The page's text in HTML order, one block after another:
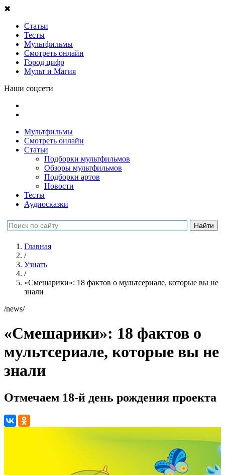
✖
Статьи
Тесты
Мультфильмы
Смотреть онлайн
Город цифр
Мульт и Магия
Наши соцсети
Мультфильмы
Смотреть онлайн
Статьи
Подборки мультфильмов
Обзоры мультфильмов
Подборки артов
Новости
Тесты
Аудиосказки
Главная
/
Узнать
/
«Смешарики»: 18 фактов о мультсериале, которые вы не
знали
/news/
«Смешарики»: 18 фактов о
мультсериале, которые вы не
знали
Отмечаем 18-й день рождения проекта